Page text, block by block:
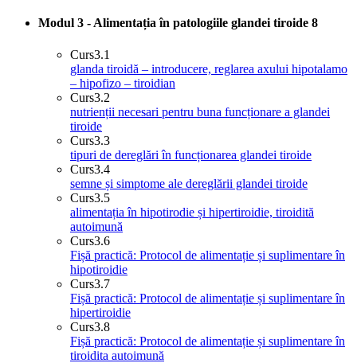
Modul 3 - Alimentația în patologiile glandei tiroide 8
Curs3.1
glanda tiroidă – introducere, reglarea axului hipotalamo
– hipofizo – tiroidian
Curs3.2
nutrienții necesari pentru buna funcționare a glandei
tiroide
Curs3.3
tipuri de dereglări în funcționarea glandei tiroide
Curs3.4
semne și simptome ale dereglării glandei tiroide
Curs3.5
alimentația în hipotirodie și hipertiroidie, tiroidită
autoimună
Curs3.6
Fișă practică: Protocol de alimentație și suplimentare în
hipotiroidie
Curs3.7
Fișă practică: Protocol de alimentație și suplimentare în
hipertiroidie
Curs3.8
Fișă practică: Protocol de alimentație și suplimentare în
tiroidita autoimună